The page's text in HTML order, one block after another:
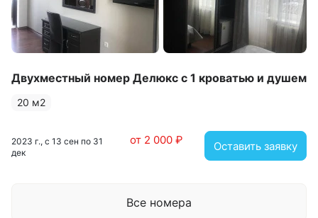
Двухместный номер Делюкс с 1 кроватью и душем
20 м2
2023 г., с 13 сен по 31
дек
от 2 000 ₽ Оставить заявку
Все номера